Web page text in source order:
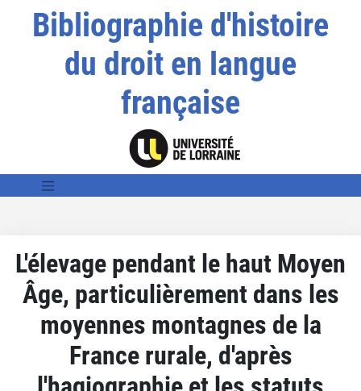
Bibliographie d'histoire
du droit en langue
française
L'élevage pendant le haut Moyen
Âge, particulièrement dans les
moyennes montagnes de la
France rurale, d'après